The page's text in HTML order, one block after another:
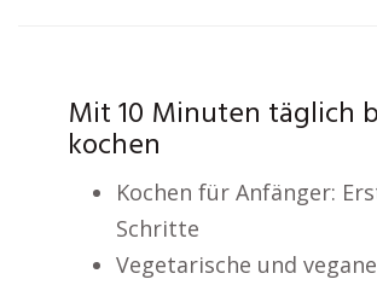
Mit 10 Minuten täglich
kochen
Kochen für Anfänger:
Schritte
Vegetarische und